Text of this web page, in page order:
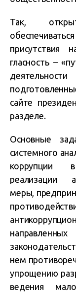
Так,
присутствия
гласность –
сайте
разделе.
Основные
системного
коррупции
реализации
меры,
нем
упрощению
ведения